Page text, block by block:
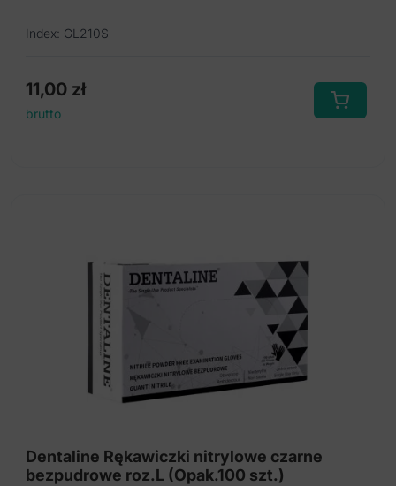
Index: GL210S
11,00 zł
brutto
Dentaline Rękawiczki nitrylowe czarne
bezpudrowe roz.L (Opak.100 szt.)